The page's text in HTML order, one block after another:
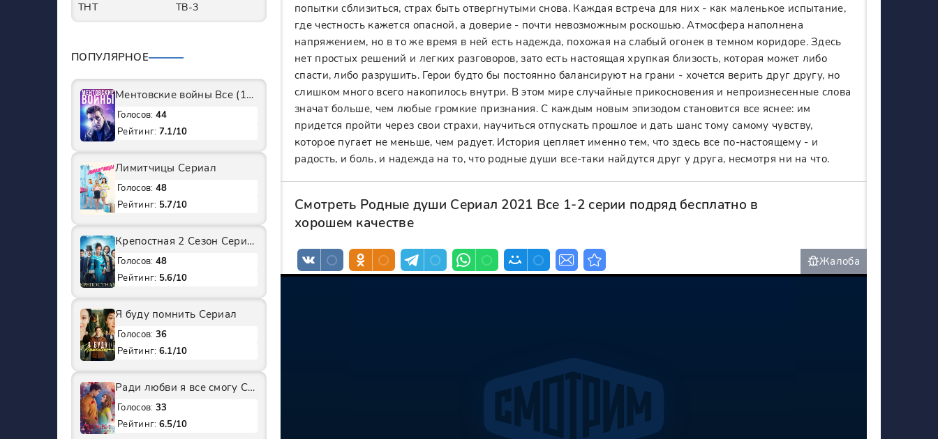
попытки сблизиться, страх быть отвергнутыми снова. Каждая встреча для них - как маленькое испытание,
где честность кажется опасной, а доверие - почти невозможным роскошью. Атмосфера наполнена
напряжением, но в то же время в ней есть надежда, похожая на слабый огонек в темном коридоре. Здесь
нет простых решений и легких разговоров, зато есть настоящая хрупкая близость, которая может либо
спасти, либо разрушить. Герои будто бы постоянно балансируют на грани - хочется верить друг другу, но
слишком много всего накопилось внутри. В этом мире случайные прикосновения и непроизнесенные слова
значат больше, чем любые громкие признания. С каждым новым эпизодом становится все яснее: им
придется пройти через свои страхи, научиться отпускать прошлое и дать шанс тому самому чувству,
которое пугает не меньше, чем радует. История цепляет именно тем, что здесь все по-настоящему - и
радость, и боль, и надежда на то, что родные души все-таки найдутся друг у друга, несмотря ни на что.
Смотреть Родные души Сериал 2021 Все 1-2 серии подряд бесплатно в
хорошем качестве
Жалоба
ТНТ
ТВ-3
ПОПУЛЯРНОЕ
Ментовские войны Все (1-11 Сезоны) подряд Сериал
Голосов: 44
Рейтинг: 7.1/10
Лимитчицы Сериал
Голосов: 48
Рейтинг: 5.7/10
Крепостная 2 Сезон Сериал
Голосов: 48
Рейтинг: 5.6/10
Я буду помнить Сериал
Голосов: 36
Рейтинг: 6.1/10
Ради любви я все смогу Сериал
Голосов: 33
Рейтинг: 6.5/10